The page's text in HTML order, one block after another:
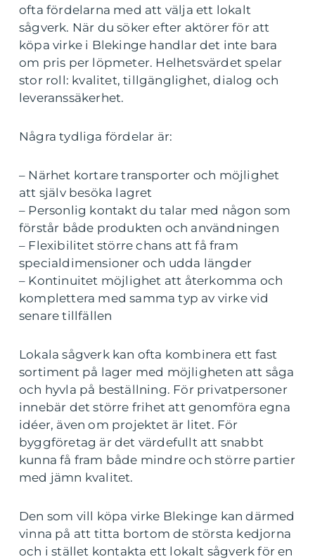
ofta fördelarna med att välja ett lokalt
sågverk. När du söker efter aktörer för att
köpa virke i Blekinge handlar det inte bara
om pris per löpmeter. Helhetsvärdet spelar
stor roll: kvalitet, tillgänglighet, dialog och
leveranssäkerhet.
Några tydliga fördelar är:
– Närhet kortare transporter och möjlighet
att själv besöka lagret
– Personlig kontakt du talar med någon som
förstår både produkten och användningen
– Flexibilitet större chans att få fram
specialdimensioner och udda längder
– Kontinuitet möjlighet att återkomma och
komplettera med samma typ av virke vid
senare tillfällen
Lokala sågverk kan ofta kombinera ett fast
sortiment på lager med möjligheten att såga
och hyvla på beställning. För privatpersoner
innebär det större frihet att genomföra egna
idéer, även om projektet är litet. För
byggföretag är det värdefullt att snabbt
kunna få fram både mindre och större partier
med jämn kvalitet.
Den som vill köpa virke Blekinge kan därmed
vinna på att titta bortom de största kedjorna
och i stället kontakta ett lokalt sågverk för en